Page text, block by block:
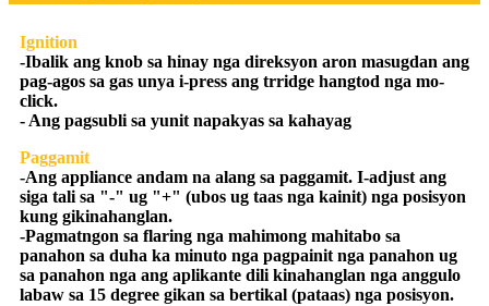
Ignition
-Ibalik ang knob sa hinay nga direksyon aron masugdan ang
pag-agos sa gas unya i-press ang trridge hangtod nga mo-
click.
- Ang pagsubli sa yunit napakyas sa kahayag
Paggamit
-Ang appliance andam na alang sa paggamit. I-adjust ang
siga tali sa "-" ug "+" (ubos ug taas nga kainit) nga posisyon
kung gikinahanglan.
-Pagmatngon sa flaring nga mahimong mahitabo sa
panahon sa duha ka minuto nga pagpainit nga panahon ug
sa panahon nga ang aplikante dili kinahanglan nga anggulo
labaw sa 15 degree gikan sa bertikal (pataas) nga posisyon.